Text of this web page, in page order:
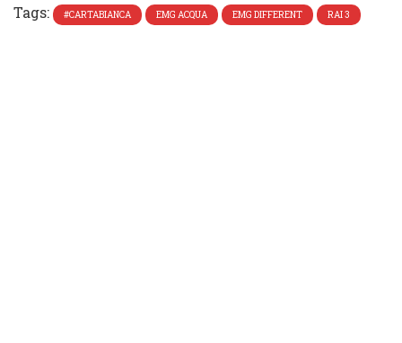
Tags: #CARTABIANCA EMG ACQUA EMG DIFFERENT RAI 3